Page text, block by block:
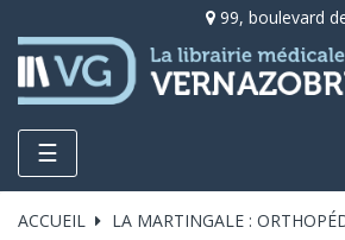
99, boulevard
Toggle
navigation
☰
ACCUEIL LA MARTINGALE :